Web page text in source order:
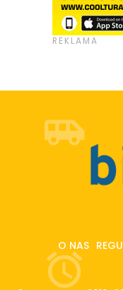
O NAS